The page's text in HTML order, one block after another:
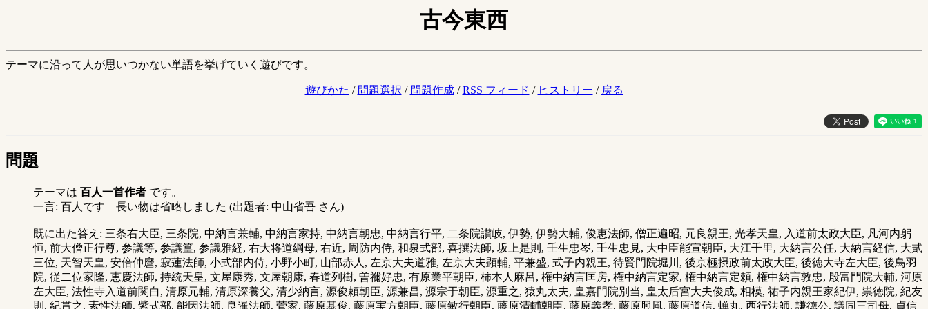
古今東西
テーマに沿って人が思いつかない単語を挙げていく遊びです。
遊びかた / 問題選択 / 問題作成/RSS フィード / ヒストリー / 戻る
問題
テーマは 百人一首作者 です。
一言: 百人です 長い物は省略しました (出題者: 中山省吾 さん)
既に出た答え: 三条右大臣, 三条院, 中納言兼輔, 中納言家持, 中納言朝忠, 中納言行平, 二条院讃岐, 伊勢, 伊勢大輔, 俊恵法師, 僧正遍昭, 元良親王, 光孝天皇, 入道前太政大臣, 凡河内躬
恒, 前大僧正行尊, 参議等, 参議篁, 参議雅経, 右大将道綱母, 右近, 周防内侍, 和泉式部, 喜撰法師, 坂上是則, 壬生忠岑, 壬生忠見, 大中臣能宣朝臣, 大江千里, 大納言公任, 大納言経信, 大貳
三位, 天智天皇, 安倍仲麿, 寂蓮法師, 小式部内侍, 小野小町, 山部赤人, 左京大夫道雅, 左京大夫顕輔, 平兼盛, 式子内親王, 待賢門院堀川, 後京極摂政前太政大臣, 後徳大寺左大臣, 後鳥羽
院, 従二位家隆, 恵慶法師, 持統天皇, 文屋康秀, 文屋朝康, 春道列樹, 曽禰好忠, 有原業平朝臣, 柿本人麻呂, 権中納言匡房, 権中納言定家, 権中納言定頼, 権中納言敦忠, 殷富門院大輔, 河原
左大臣, 法性寺入道前関白, 清原元輔, 清原深養父, 清少納言, 源俊頼朝臣, 源兼昌, 源宗于朝臣, 源重之, 猿丸太夫, 皇嘉門院別当, 皇太后宮大夫俊成, 相模, 祐子内親王家紀伊, 祟徳院, 紀友
則, 紀貫之, 素性法師, 紫式部, 能因法師, 良暹法師, 菅家, 藤原基俊, 藤原実方朝臣, 藤原敏行朝臣, 藤原清輔朝臣, 藤原義孝, 藤原興風, 藤原道信, 蝉丸, 西行法師, 謙徳公, 議同三司母, 貞信